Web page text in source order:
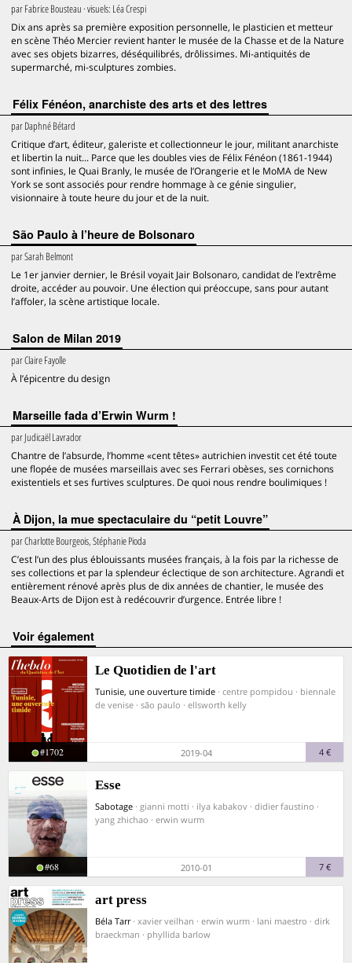
parFabrice Bousteau · visuels: Léa Crespi
Dix ans après sa première exposition personnelle, le plasticien et metteur
en scène Théo Mercier revient hanter le musée de la Chasse et de la Nature
avec ses objets bizarres, déséquilibrés, drôlissimes. Mi-antiquités de
supermarché, mi-sculptures zombies.
Félix Fénéon, anarchiste des arts et des lettres
parDaphné Bétard
Critique d’art, éditeur, galeriste et collectionneur le jour, militant anarchiste
et libertin la nuit... Parce que les doubles vies de Félix Fénéon (1861-1944)
sont infinies, le Quai Branly, le musée de l’Orangerie et le MoMA de New
York se sont associés pour rendre hommage à ce génie singulier,
visionnaire à toute heure du jour et de la nuit.
São Paulo à l’heure de Bolsonaro
parSarah Belmont
Le 1er janvier dernier, le Brésil voyait Jair Bolsonaro, candidat de l’extrême
droite, accéder au pouvoir. Une élection qui préoccupe, sans pour autant
l’affoler, la scène artistique locale.
Salon de Milan 2019
parClaire Fayolle
À l’épicentre du design
Marseille fada d’Erwin Wurm !
parJudicaël Lavrador
Chantre de l’absurde, l’homme «cent têtes» autrichien investit cet été toute
une flopée de musées marseillais avec ses Ferrari obèses, ses cornichons
existentiels et ses furtives sculptures. De quoi nous rendre boulimiques !
À Dijon, la mue spectaculaire du “petit Louvre”
parCharlotte Bourgeois, Stéphanie Pioda
C’est l’un des plus éblouissants musées français, à la fois par la richesse de
ses collections et par la splendeur éclectique de son architecture. Agrandi et
entièrement rénové après plus de dix années de chantier, le musée des
Beaux-Arts de Dijon est à redécouvrir d’urgence. Entrée libre !
voir également
Le Quotidien de l'art
Tunisie, une ouverture timide · centre pompidou · biennale
de venise · são paulo · ellsworth kelly
#1702 2019-04 4 €
Esse
Sabotage · gianni motti · ilya kabakov · didier faustino ·
yang zhichao · erwin wurm
#68 2010-01 7 €
art press
Béla Tarr · xavier veilhan · erwin wurm · lani maestro · dirk
braeckman · phyllida barlow